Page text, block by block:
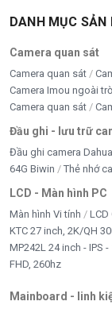
CARD
CASE -
chi phí thi
CPU - BỘ
DÂY MẠNG
Di chuyển
DỊCH VỤ
DANH MỤC SẢN
Camera quan sát
Camera quan sát
Camera Imou ngoài
Camera quan sát
Đầu ghi - lưu trữ
Đầu ghi camera Dahua
64G Biwin
Thẻ nhớ
LCD - Màn hình PC
Màn hình Vi tính LCD
KTC 27 inch, 2K/QH
MP242L 24 inch - IPS
FHD, 260hz
Mainboard - linh